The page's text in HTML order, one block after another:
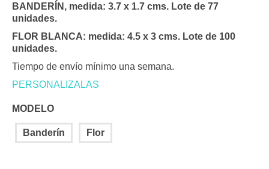
BANDERÍN, medida: 3.7 x 1.7 cms. Lote de 77
unidades.
FLOR BLANCA: medida: 4.5 x 3 cms. Lote de 100
unidades.
Tiempo de envío mínimo una semana.
PERSONALIZALAS
MODELO
Banderín Flor